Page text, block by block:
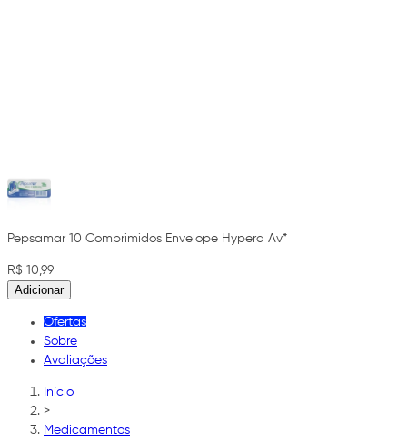
Pepsamar 10 Comprimidos Envelope Hypera Av*
R$ 10,99
Adicionar
Ofertas
Sobre
Avaliações
Início
>
Medicamentos